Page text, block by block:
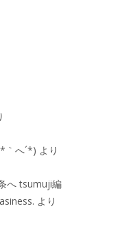
｀へ´*) より
へ tsumuji編
より